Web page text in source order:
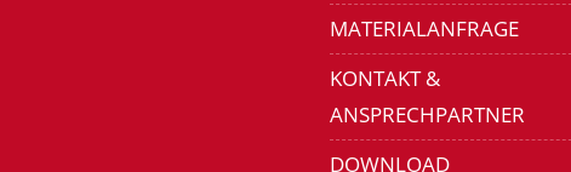
MATERIALANFRAGE
KONTAKT &
ANSPRECHPARTNER
DOWNLOAD